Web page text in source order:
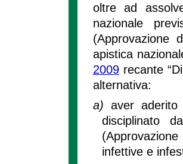
oltre ad
nazionale
(Approvazione
apistica
2009recante
alternativa:
a) aver aderito
disciplinato
infettive e